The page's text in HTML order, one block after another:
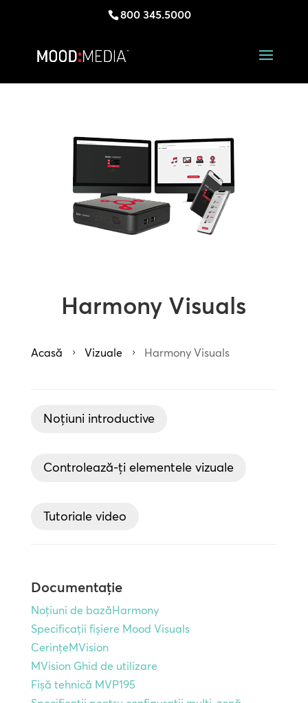
800 345.5000
Harmony Visuals
Acasă 5 Vizuale 5 Harmony Visuals
Noțiuni introductive
Controlează-ți elementele vizuale
Tutoriale video
Documentație
Noțiuni de bazăHarmony
Specificații fișiere Mood Visuals
CerințeMVision
MVision Ghid de utilizare
Fișă tehnică MVP195